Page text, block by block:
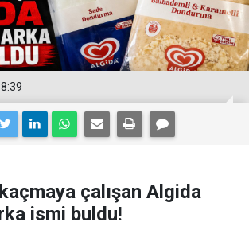
çalışan Algida
ismi buldu!